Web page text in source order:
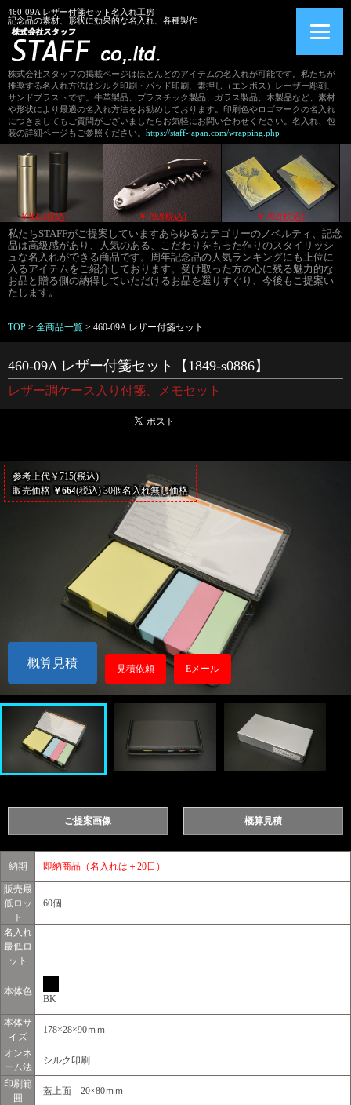
460-09A レザー付箋セット名入れ工房
記念品の素材、形状に効果的な名入れ、各種製作
株式会社スタッフの掲載ページはほとんどのアイテムの名入れが可能です。私たちが
推奨する名入れ方法はシルク印刷・パッド印刷、素押し（エンボス）レーザー彫刻、
サンドブラストです。牛革製品、プラスチック製品、ガラス製品、木製品など、素材
や形状により最適の名入れ方法をお勧めしております。印刷色やロゴマークの名入れ
につきましてもご質問がございましたらお気軽にお問い合わせください。名入れ、包
装の詳細ページもご参照ください。 https://staff-japan.com/wrapping.php
￥858(税込) ￥832(税込) ￥792(税込)
私たちSTAFFがご提案していますあらゆるカテゴリーのノベルティ、記念
品は高級感があり、人気のある、こだわりをもった作りのスタイリッシ
ュな名入れができる商品です。周年記念品の人気ランキングにも上位に
入るアイテムをご紹介しております。受け取った方の心に残る魅力的な
お品と贈る側の納得していただけるお品を選りすぐり、今後もご提案い
たします。
TOP > 全商品一覧 > 460-09A レザー付箋セット
460-09A レザー付箋セット【1849-s0886】
レザー調ケース入り付箋、メモセット
参考上代￥715(税込)
販売価格 ￥664(税込) 30個名入れ無し価格
概算見積 見積依頼 Eメール
ご提案画像 概算見積
納期 即納商品（名入れは＋20日）
販売最
低ロッ
ト
60個
名入れ
最低ロ
ット
本体色
BK
本体サ
イズ
178×28×90ｍｍ
オンネ
ーム法
シルク印刷
印刷範
囲
蓋上面 20×80ｍｍ